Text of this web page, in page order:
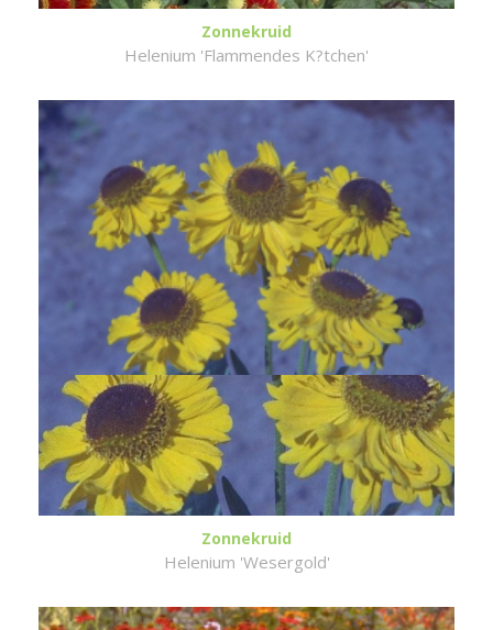
Zonnekruid
Helenium 'Flammendes K?tchen'
Zonnekruid
Helenium 'Wesergold'